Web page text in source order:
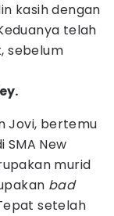
kasih dengan
telah
sebelum
Jovi, bertemu
New
murid
bad
setelah